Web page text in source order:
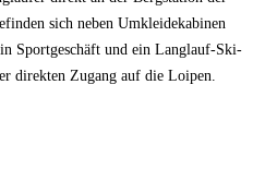
sich neben Umkleidekabinen
Sportgeschäft und ein Langlauf-Ski-
direkten Zugang auf die Loipen.